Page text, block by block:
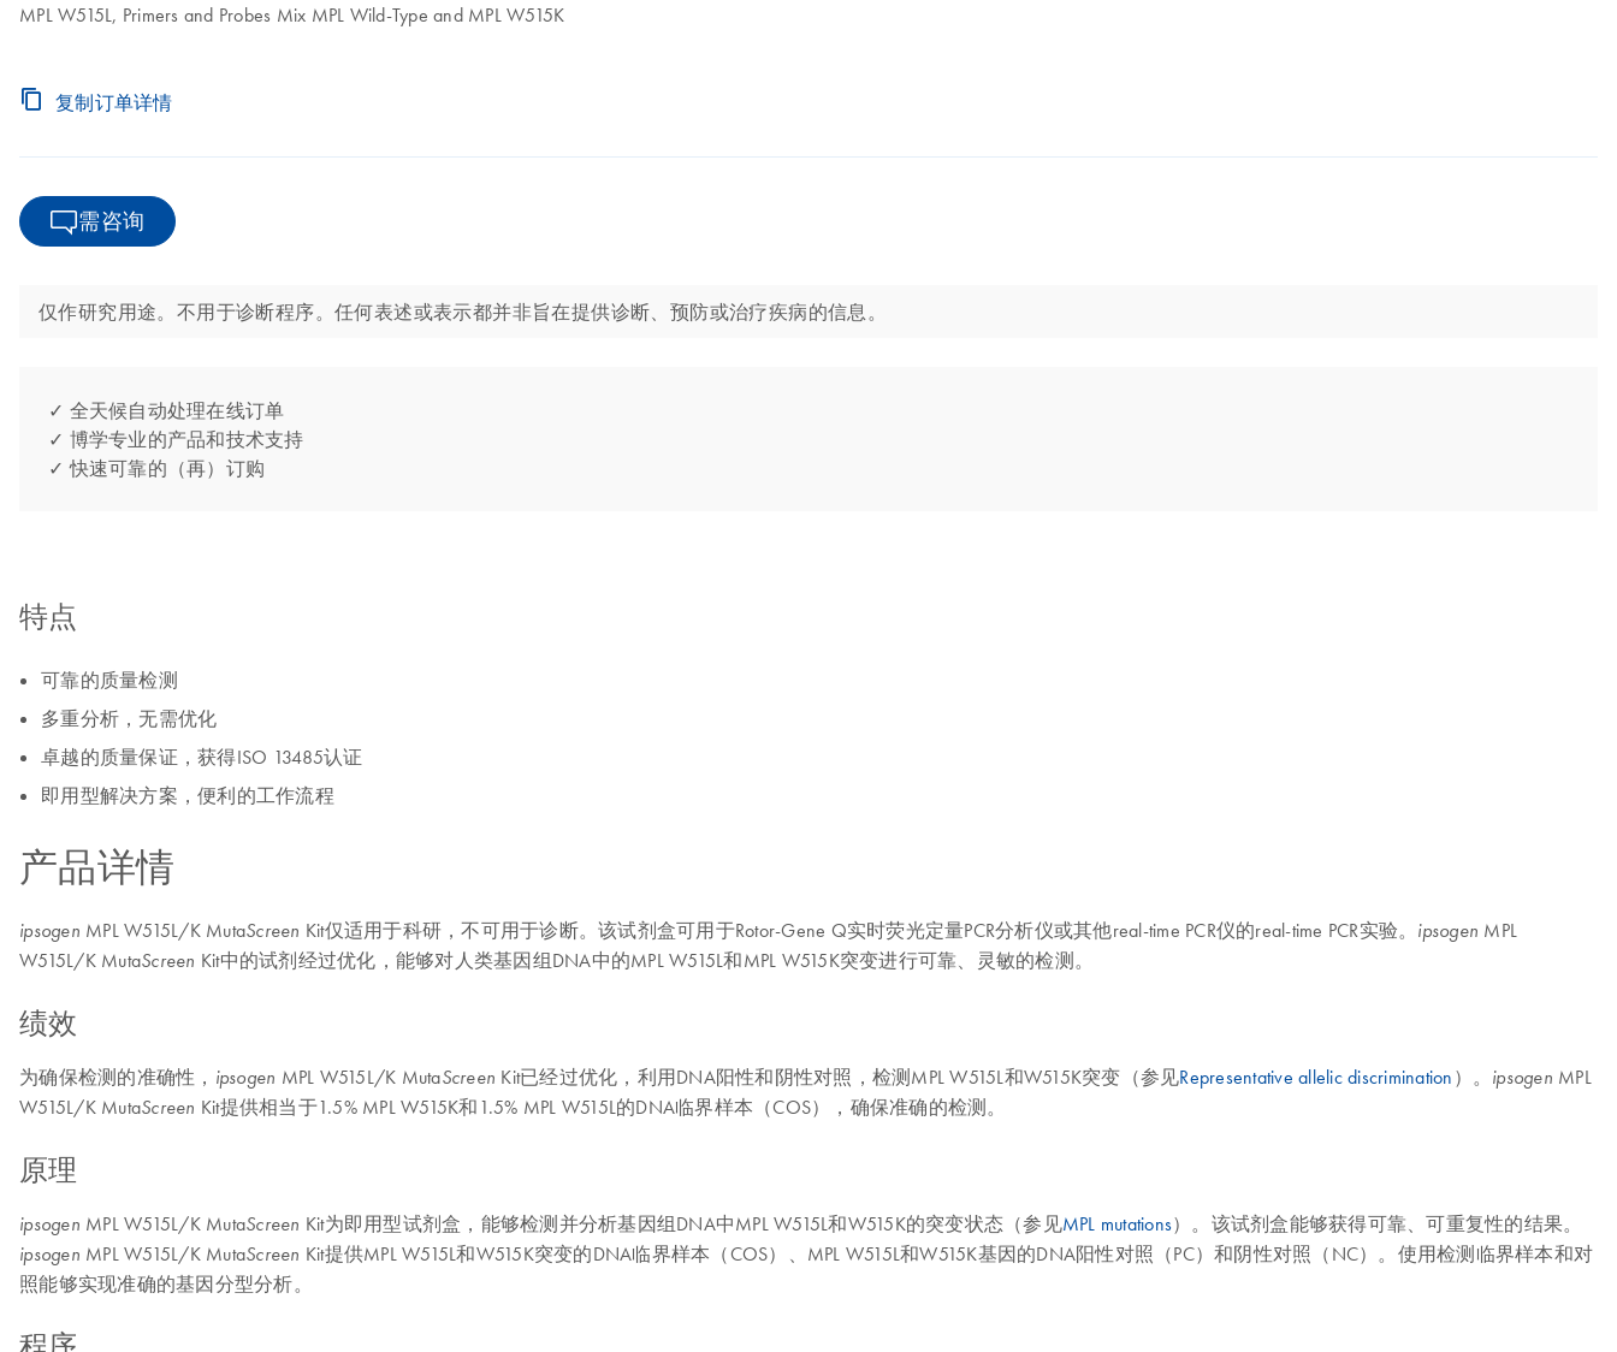
MPL W515L, Primers and Probes Mix MPL Wild-Type and MPL W515K
复制订单详情
需咨询
仅作研究用途。不用于诊断程序。任何表述或表示都并非旨在提供诊断、预防或治疗疾病的信息。
✓ 全天候自动处理在线订单
✓ 博学专业的产品和技术支持
✓ 快速可靠的（再）订购
特点
可靠的质量检测
多重分析，无需优化
卓越的质量保证，获得ISO 13485认证
即用型解决方案，便利的工作流程
产品详情
ipsogen MPL W515L/K MutaScreen Kit仅适用于科研，不可用于诊断。该试剂盒可用于Rotor-Gene Q实时荧光定量PCR分析仪或其他real-time PCR仪的real-time PCR实验。 ipsogen MPL
W515L/K MutaScreen Kit中的试剂经过优化，能够对人类基因组DNA中的MPL W515L和MPL W515K突变进行可靠、灵敏的检测。
绩效
为确保检测的准确性， ipsogen MPL W515L/K MutaScreen Kit已经过优化，利用DNA阳性和阴性对照，检测MPL W515L和W515K突变（参见Representative allelic discrimination ）。 ipsogen MPL
W515L/K MutaScreen Kit提供相当于1.5% MPL W515K和1.5% MPL W515L的DNA临界样本（COS），确保准确的检测。
原理
ipsogen MPL W515L/K MutaScreen Kit为即用型试剂盒，能够检测并分析基因组DNA中MPL W515L和W515K的突变状态（参见MPL mutations）。该试剂盒能够获得可靠、可重复性的结果。
ipsogen MPL W515L/K MutaScreen Kit提供MPL W515L和W515K突变的DNA临界样本（COS）、MPL W515L和W515K基因的DNA阳性对照（PC）和阴性对照（NC）。使用检测临界样本和对
照能够实现准确的基因分型分析。